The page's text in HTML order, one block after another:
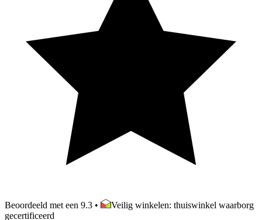
Beoordeeld met een 9.3 •
Veilig winkelen: thuiswinkel waarborg
gecertificeerd